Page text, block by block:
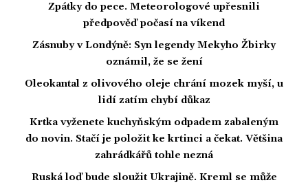
Zpátky do pece. Meteorologové upřesnili
předpověď počasí na víkend
Zásnuby v Londýně: Syn legendy Mekyho Žbirky
oznámil, že se žení
Oleokantal z olivového oleje chrání mozek myší, u
lidí zatím chybí důkaz
Krtka vyženete kuchyňským odpadem zabaleným
do novin. Stačí je položit ke krtinci a čekat. Většina
zahrádkářů tohle nezná
Ruská loď bude sloužit Ukrajině. Kreml se může